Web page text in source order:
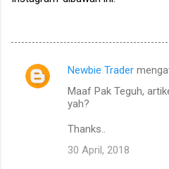
K
Newbie Trader
Maaf Pak Teguh,
yah?
Thanks..
30 April, 2018